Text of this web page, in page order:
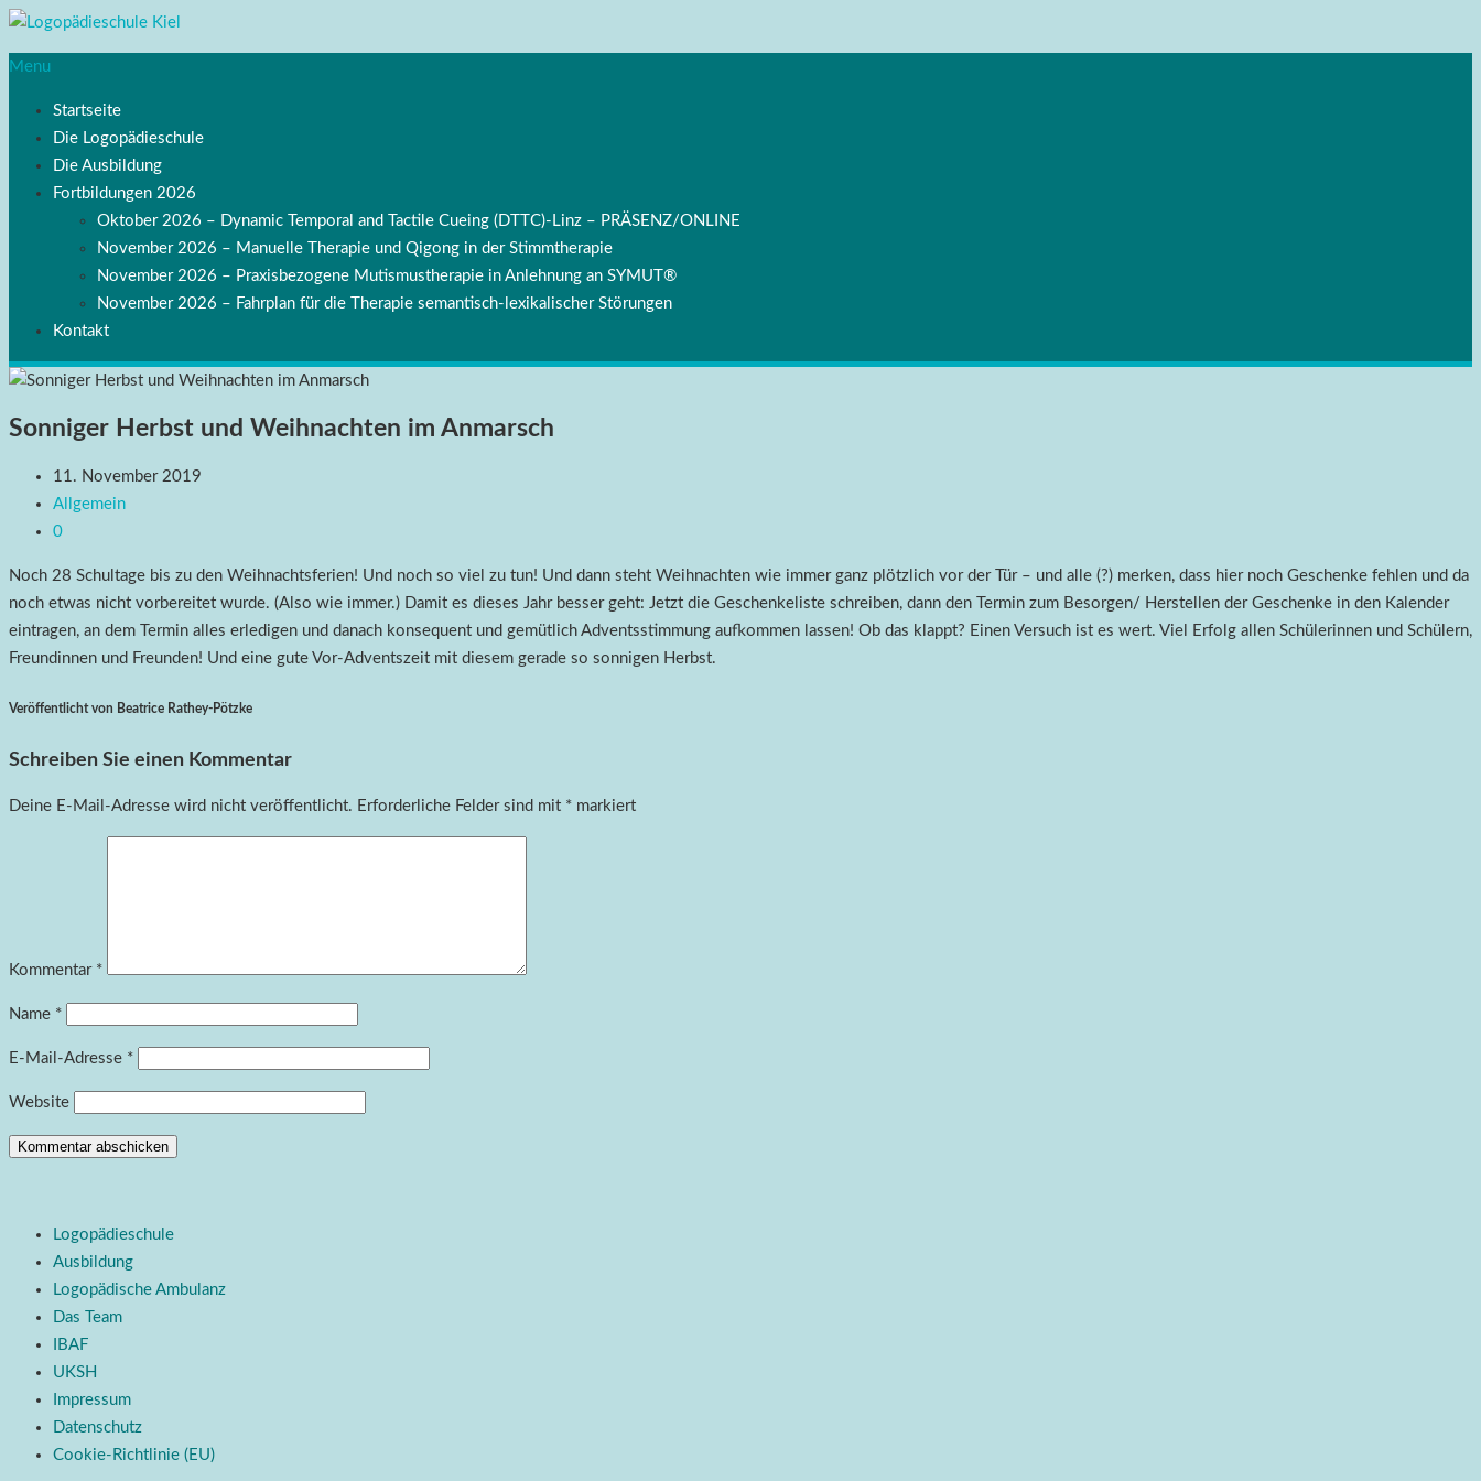
Menu
Startseite
Die Logopädieschule
Die Ausbildung
Fortbildungen 2026
Oktober 2026 – Dynamic Temporal and Tactile Cueing (DTTC)-Linz – PRÄSENZ/ONLINE
November 2026 – Manuelle Therapie und Qigong in der Stimmtherapie
November 2026 – Praxisbezogene Mutismustherapie in Anlehnung an SYMUT®
November 2026 – Fahrplan für die Therapie semantisch-lexikalischer Störungen
Kontakt
Sonniger Herbst und Weihnachten im Anmarsch
11. November 2019
Allgemein
0
Noch 28 Schultage bis zu den Weihnachtsferien! Und noch so viel zu tun! Und dann steht Weihnachten wie immer ganz plötzlich vor der Tür – und alle (?) merken, dass hier noch Geschenke fehlen und da
noch etwas nicht vorbereitet wurde. (Also wie immer.) Damit es dieses Jahr besser geht: Jetzt die Geschenkeliste schreiben, dann den Termin zum Besorgen/ Herstellen der Geschenke in den Kalender
eintragen, an dem Termin alles erledigen und danach konsequent und gemütlich Adventsstimmung aufkommen lassen! Ob das klappt? Einen Versuch ist es wert. Viel Erfolg allen Schülerinnen und Schülern,
Freundinnen und Freunden! Und eine gute Vor-Adventszeit mit diesem gerade so sonnigen Herbst.
Veröffentlicht von Beatrice Rathey-Pötzke
Schreiben Sie einen Kommentar
Deine E-Mail-Adresse wird nicht veröffentlicht. Erforderliche Felder sind mit * markiert
Kommentar *
Name *
E-Mail-Adresse *
Website
Logopädieschule
Ausbildung
Logopädische Ambulanz
Das Team
IBAF
UKSH
Impressum
Datenschutz
Cookie-Richtlinie (EU)